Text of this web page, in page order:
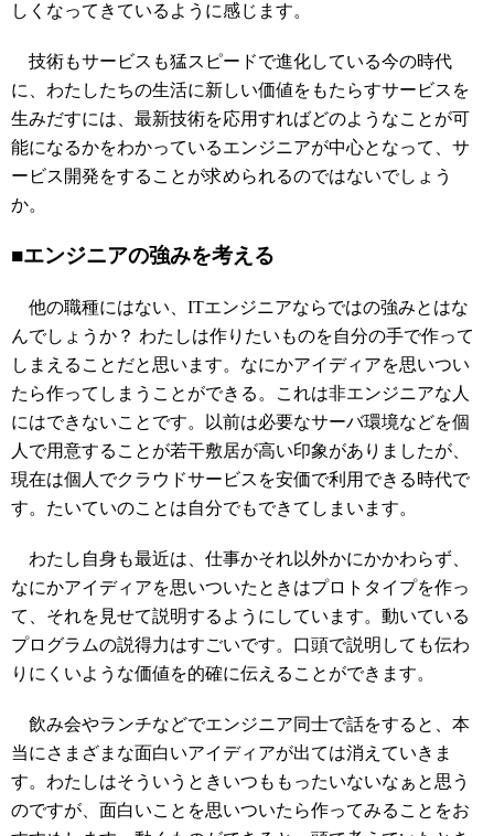
しくなってきているように感じます。
技術もサービスも猛スピードで進化している今の時代
に、わたしたちの生活に新しい価値をもたらすサービスを
生みだすには、最新技術を応用すればどのようなことが可
能になるかをわかっているエンジニアが中心となって、サ
ービス開発をすることが求められるのではないでしょう
か。
■エンジニアの強みを考える
他の職種にはない、ITエンジニアならではの強みとはな
んでしょうか？ わたしは作りたいものを自分の手で作って
しまえることだと思います。なにかアイディアを思いつい
たら作ってしまうことができる。これは非エンジニアな人
にはできないことです。以前は必要なサーバ環境などを個
人で用意することが若干敷居が高い印象がありましたが、
現在は個人でクラウドサービスを安価で利用できる時代で
す。たいていのことは自分でもできてしまいます。
わたし自身も最近は、仕事かそれ以外かにかかわらず、
なにかアイディアを思いついたときはプロトタイプを作っ
て、それを見せて説明するようにしています。動いている
プログラムの説得力はすごいです。口頭で説明しても伝わ
りにくいような価値を的確に伝えることができます。
飲み会やランチなどでエンジニア同士で話をすると、本
当にさまざまな面白いアイディアが出ては消えていきま
す。わたしはそういうときいつももったいないなぁと思う
のですが、面白いことを思いついたら作ってみることをお